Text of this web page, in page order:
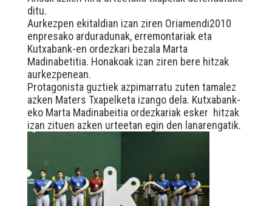
ditu.
Aurkezpen ekitaldian izan ziren Oriamendi2010
enpresako arduradunak, erremontariak eta
Kutxabank-en ordezkari bezala Marta
Madinabetitia. Honakoak izan ziren bere hitzak
aurkezpenean.
Protagonista guztiek azpimarratu zuten tamalez
azken Maters Txapelketa izango dela. Kutxabank-
eko Marta Madinabeitia ordezkariak esker hitzak
izan zituen azken urteetan egin den lanarengatik.